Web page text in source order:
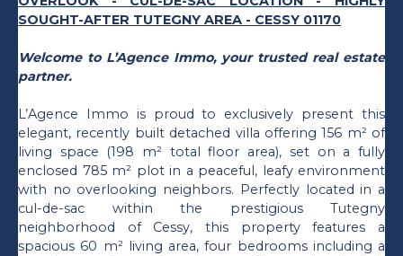
SOUGHT-AFTER TUTEGNY AREA - CESSY 01170
Welcome to L’Agence Immo, your trusted real estate
partner.
L’Agence Immo is proud to exclusively present this
elegant, recently built detached villa offering 156 m² of
living space (198 m² total floor area), set on a fully
enclosed 785 m² plot in a peaceful, leafy environment
with no overlooking neighbors. Perfectly located in a
cul-de-sac within the prestigious Tutegny
neighborhood of Cessy, this property features a
spacious 60 m² living area, four bedrooms including a